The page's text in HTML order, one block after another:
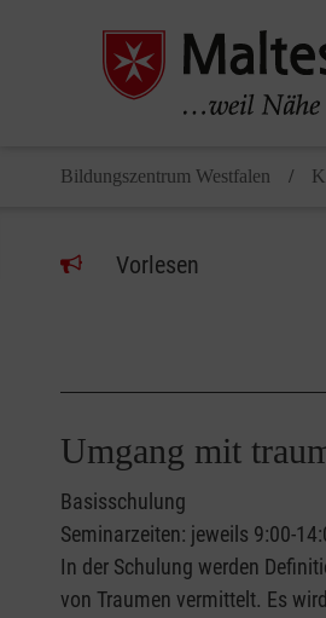
Bildungszentrum Westfalen
Vorlesen
Umgang mit
Basisschulung
Seminarzeiten: jeweils 9:00-
In der Schulung werden
von Traumen vermittelt. Es